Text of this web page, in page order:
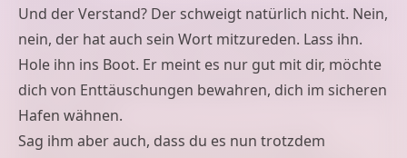
Und der Verstand? Der schweigt natürlich nicht. Nein,
nein, der hat auch sein Wort mitzureden. Lass ihn.
Hole ihn ins Boot. Er meint es nur gut mit dir, möchte
dich von Enttäuschungen bewahren, dich im sicheren
Hafen wähnen.
Sag ihm aber auch, dass du es nun trotzdem